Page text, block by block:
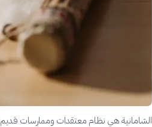
الشامانية هي نظام معتقدات وممارسات قديم